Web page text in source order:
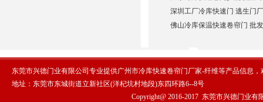
深圳工厂冷库快速门 逃生门
佛山冷库保温快速卷帘门 批
东莞市兴德门业有限公司专业提供广州市冷库快速卷帘门厂家-纤维等产品信息，
地址：东莞市东城街道立新社区(洋杞坑村地段)东四环路6--8号
Copyright@ 2016-2017 东莞市兴德门业有